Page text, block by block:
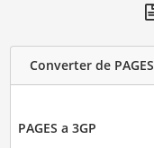
Converter de PAGES
PAGES a 3GP